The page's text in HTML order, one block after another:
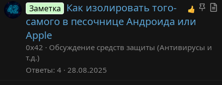
З
р
Заметка
Как изолировать того-
самого в песочнице Андроида или
Apple
0x42
Обсуждение средств защиты (Антивирусы и
т.д.)
Ответы 4 28.08.2025